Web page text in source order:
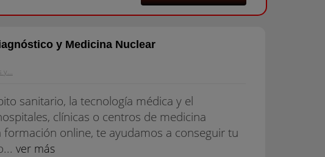
y Medicina Nuclear
y...
sanitario, la tecnología médica y el
clínicas o centros de medicina
online, te ayudamos a conseguir tu
ver más